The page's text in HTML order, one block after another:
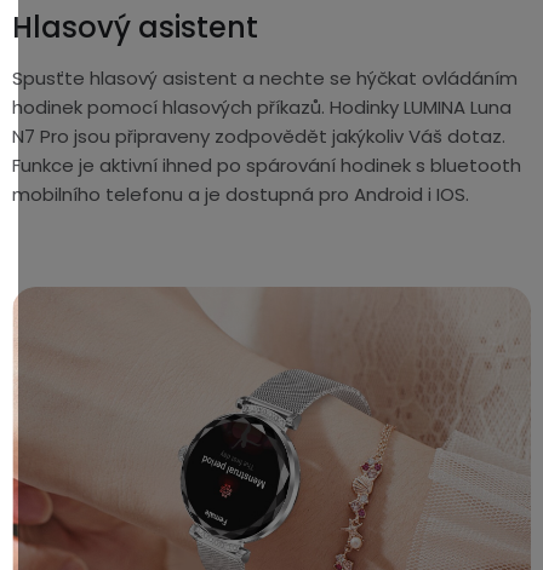
Hlasový asistent
Spusťte hlasový asistent a nechte se hýčkat ovládáním
hodinek pomocí hlasových příkazů. Hodinky LUMINA Luna
N7 Pro jsou připraveny zodpovědět jakýkoliv Váš dotaz.
Funkce je aktivní ihned po spárování hodinek s bluetooth
mobilního telefonu a je dostupná pro Android i IOS.